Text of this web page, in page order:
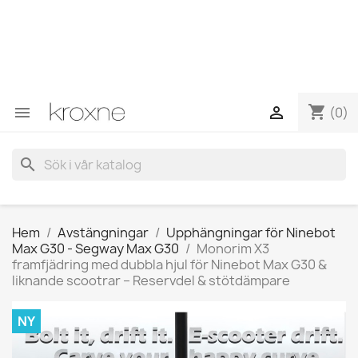
 shopping_cart (0)

search
Hem Avstängningar
Upphängningar för Ninebot
Max G30 - Segway Max G30
Monorim X3
framfjädring med dubbla hjul för Ninebot Max G30 &
liknande scootrar – Reservdel & stötdämpare
NY